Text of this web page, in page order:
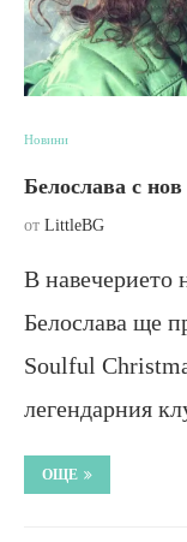
Новини
Белослава с
от LittleBG
В навечерието
Белослава ще
Soulful
легендарния
ОЩЕ